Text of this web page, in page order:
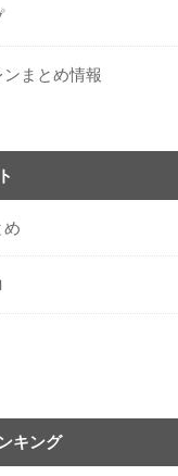
まとめ情報
め
キング